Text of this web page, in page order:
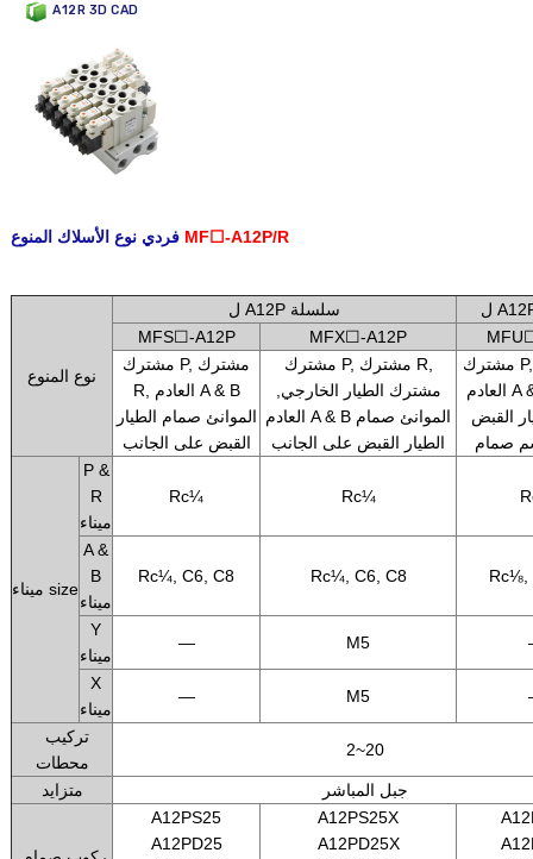
A12R 3D CAD
MF☐-A12P/R
نوع المنوع
ل A12P سلسلة
MFS☐-A12P
MFX☐-A12P
مشترك P, مشترك
R, العادم A & B
الموانئ صمام الطيار
القبض على الجانب
مشترك P, مشترك R,
مشترك الطيار الخارجي,
العادم A & B الموانئ صمام
الطيار القبض على الجانب
مشترك P, مشترك R,
العادم A & B الموانئ
القبض
صمام
ميناء size
P &
R
ميناء
Rc¼ Rc¼
A &
B
ميناء
Rc¼, C6, C8 Rc¼, C6, C8 Rc⅛,
Y
ميناء
— M5
X
ميناء
— M5
محطات
2~20
متزايد جبل المباشر
A12PS25
A12PD25
A12PS25X
A12PD25X